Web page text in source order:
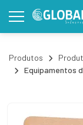
Produtos
Equipamentos